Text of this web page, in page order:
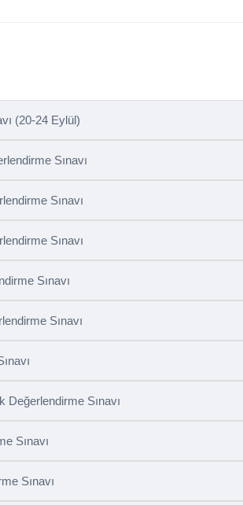
(20-24 Eylül)
Sınavı
Sınavı
Sınavı
Sınavı
Sınavı
Değerlendirme Sınavı
Sınavı
Sınavı